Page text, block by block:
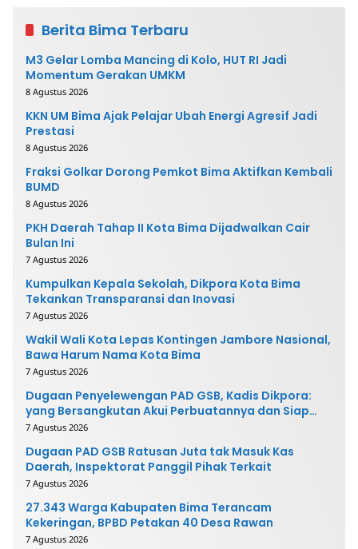
Berita Bima Terbaru
M3 Gelar Lomba Mancing di Kolo, HUT RI Jadi
Momentum Gerakan UMKM
8 Agustus 2026
KKN UM Bima Ajak Pelajar Ubah Energi Agresif Jadi
Prestasi
8 Agustus 2026
Fraksi Golkar Dorong Pemkot Bima Aktifkan Kembali
BUMD
8 Agustus 2026
PKH Daerah Tahap II Kota Bima Dijadwalkan Cair
Bulan Ini
7 Agustus 2026
Kumpulkan Kepala Sekolah, Dikpora Kota Bima
Tekankan Transparansi dan Inovasi
7 Agustus 2026
Wakil Wali Kota Lepas Kontingen Jambore Nasional,
Bawa Harum Nama Kota Bima
7 Agustus 2026
Dugaan Penyelewengan PAD GSB, Kadis Dikpora:
yang Bersangkutan Akui Perbuatannya dan Siap
Mengembalikan Uang
7 Agustus 2026
Dugaan PAD GSB Ratusan Juta tak Masuk Kas
Daerah, Inspektorat Panggil Pihak Terkait
7 Agustus 2026
27.343 Warga Kabupaten Bima Terancam
Kekeringan, BPBD Petakan 40 Desa Rawan
7 Agustus 2026